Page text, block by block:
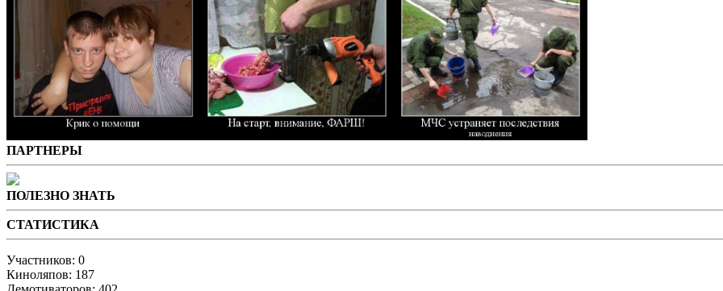
ПАРТНЕРЫ
ПОЛЕЗНО ЗНАТЬ
СТАТИСТИКА
Участников: 0
Киноляпов: 187